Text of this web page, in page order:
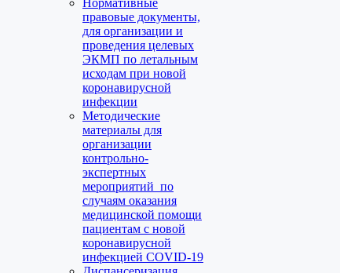
Нормативные
правовые документы,
для организации и
проведения целевых
ЭКМП по летальным
исходам при новой
коронавирусной
инфекции
Методические
материалы для
организации
контрольно-
экспертных
мероприятий по
случаям оказания
медицинской помощи
пациентам с новой
коронавирусной
инфекцией COVID-19